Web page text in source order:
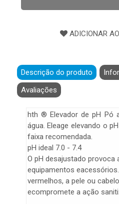
Descrição do produto
Avaliações
hth ® Elevador de pH Pó
água. Eleage elevando o
faixa recomendada.
pH ideal 7.0 - 7.4
O pH desajustado provoca
equipamentos
vermelhos, a pele ou
ecompromete a ação